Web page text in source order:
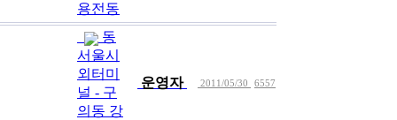
용전동
동
서울시
외터미
널 - 구
의동 강
운영자 2011/05/30 6557